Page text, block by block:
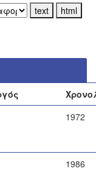
1972
1986